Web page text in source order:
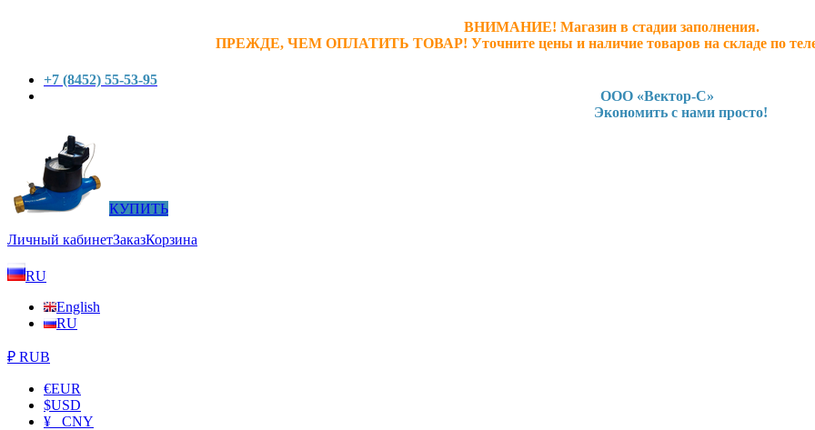
ВНИМАНИЕ! Магазин в стадии заполнения.
ПРЕЖДЕ, ЧЕМ ОПЛАТИТЬ ТОВАР! Уточните цены и наличие товаров на складе по
+7 (8452) 55-53-95
ООО «Вектор-С»
Экономить с нами просто!
КУПИТЬ
Личный кабинетЗаказКорзина
RU
English
RU
₽ RUB
€EUR
$USD
¥ CNY